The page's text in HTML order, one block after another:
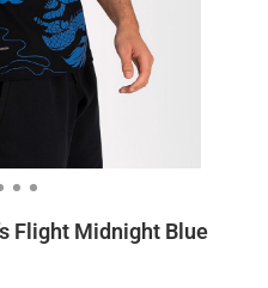
Flight Midnight Blue